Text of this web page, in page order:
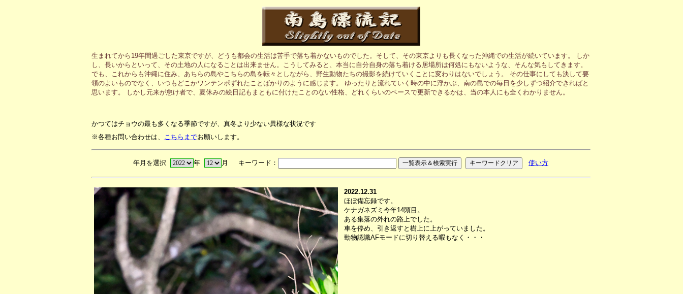
生まれてから19年間過ごした東京ですが、どうも都会の生活は苦手で落ち着かないものでした。そして、その東京よりも長くなった沖縄での生活が続いています。 しか
し、長いからといって、その土地の人になることは出来ません。こうしてみると、本当に自分自身の落ち着ける居場所は何処にもないような、そんな気もしてきます。
でも、これからも沖縄に住み、あちらの島やこちらの島を転々としながら、野生動物たちの撮影を続けていくことに変わりはないでしょう。 その仕事にしても決して要
領のよいものでなく、いつもどこかワンテンポずれたことばかりのように感じます。 ゆったりと流れていく時の中に浮かぶ、南の島での毎日を少しずつ紹介できればと
思います。 しかし元来が怠け者で、夏休みの絵日記もまともに付けたことのない性格、どれくらいのペースで更新できるかは、当の本人にも全くわかりません。
かつてはチョウの最も多くなる季節ですが、真冬より少ない異様な状況です
※各種お問い合わせは、 こちらまでお願いします。
年月を選択 年 月 キーワード： 使い方
2022.12.31
ほぼ備忘録です。
ケナガネズミ今年14頭目。
ある集落の外れの路上でした。
車を停め、引き返すと樹上に上がっていました。
動物認識AFモードに切り替える暇もなく・・・